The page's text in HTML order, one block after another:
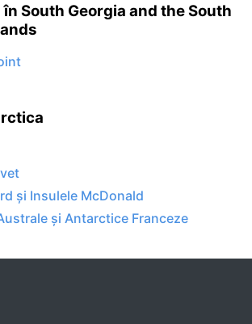
South Georgia and the South
și Insulele McDonald
și Antarctice Franceze